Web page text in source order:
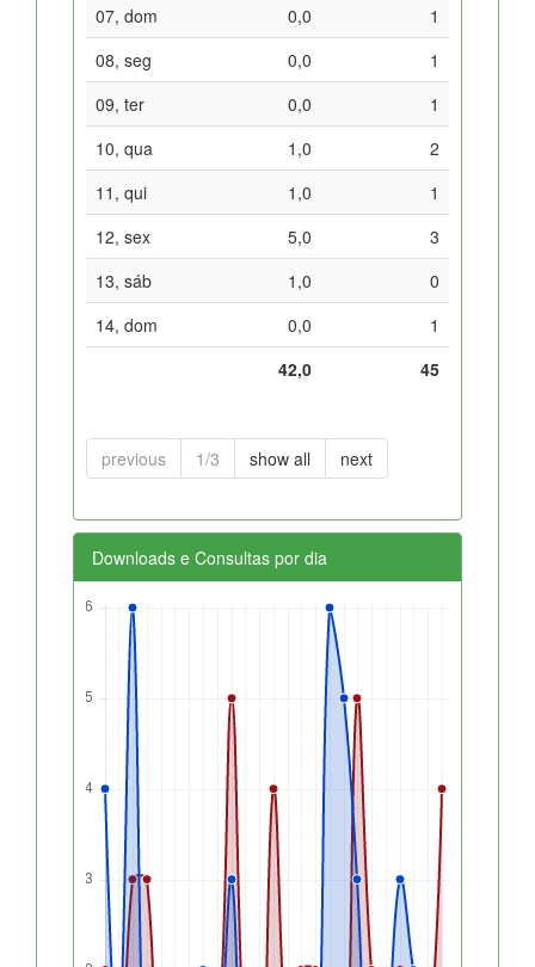
07, dom
0,0
1
08, seg
0,0
1
09, ter
0,0
1
10, qua
1,0
2
11, qui
1,0
1
12, sex
5,0
3
13, sáb
1,0
0
14, dom
0,0
1
42,0
45
previous 1/3 show all next
Downloads e Consultas por dia